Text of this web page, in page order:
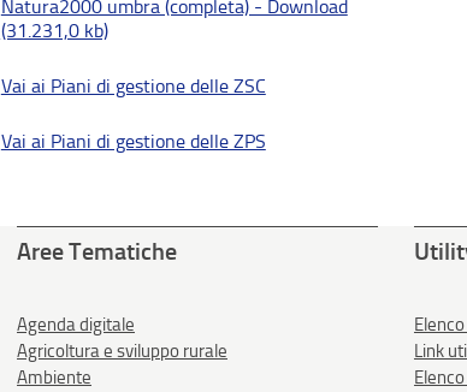
Natura2000 umbra (completa) - Download
(31.231,0 kb)
Vai ai Piani di gestione delle ZSC
Vai ai Piani di gestione delle ZPS
Aree Tematiche
Agenda digitale
Agricoltura e sviluppo rurale
Ambiente
Link